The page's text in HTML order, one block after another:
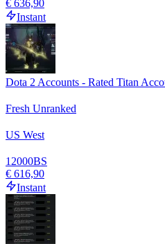
€ 636,90
Instant
Dota 2 Accounts - Rated Titan
Fresh Unranked
US West
12000BS
€ 616,90
Instant